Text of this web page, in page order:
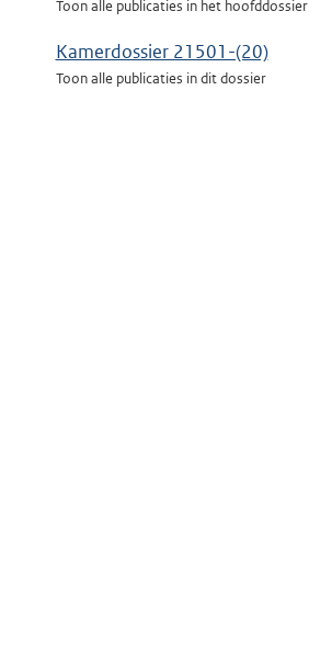
Toon alle publicaties in het hoofddossier
Kamerdossier 21501-(20)
Toon alle publicaties in dit dossier